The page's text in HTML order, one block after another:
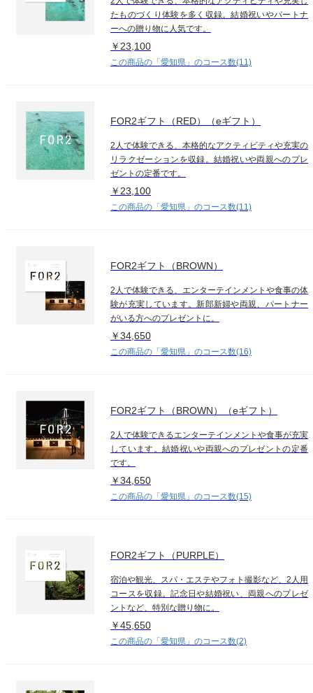
たものづくり体験を多く収録。結婚祝いやパートナ
ーへの贈り物に人気です。
￥23,100
この商品の「愛知県」のコース数(11)
FOR2ギフト（RED）（eギフト）
2人で体験できる、本格的なアクティビティや充実の
リラクゼーションを収録。結婚祝いや両親へのプレ
ゼントの定番です。
￥23,100
この商品の「愛知県」のコース数(11)
FOR2ギフト（BROWN）
2人で体験できる、エンターテインメントや食事の体
験が充実しています。新郎新婦や両親、パートナー
がいる方へのプレゼントに。
￥34,650
この商品の「愛知県」のコース数(16)
FOR2ギフト（BROWN）（eギフト）
2人で体験できるエンターテインメントや食事が充実
しています。結婚祝いや両親へのプレゼントの定番
です。
￥34,650
この商品の「愛知県」のコース数(15)
FOR2ギフト（PURPLE）
宿泊や観光、スパ・エステやフォト撮影など、2人用
コースを収録。記念日や結婚祝い、両親へのプレゼ
ントなど、特別な贈り物に。
￥45,650
この商品の「愛知県」のコース数(2)